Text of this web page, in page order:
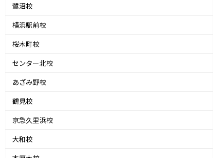
鷺沼校
横浜駅前校
桜木町校
センター北校
あざみ野校
鶴見校
京急久里浜校
大和校